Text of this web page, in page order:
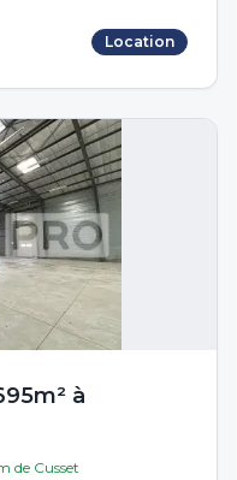
Location
à
de Cusset